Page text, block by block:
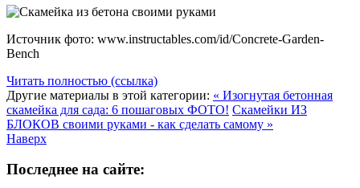
Источник фото: www.instructables.com/id/Concrete-Garden-
Bench
Читать полностью (ссылка)
Другие материалы в этой категории: « Изогнутая бетонная
скамейка для сада: 6 пошаговых ФОТО! Скамейки ИЗ
БЛОКОВ своими руками - как сделать самому »
Наверх
Последнее на сайте: